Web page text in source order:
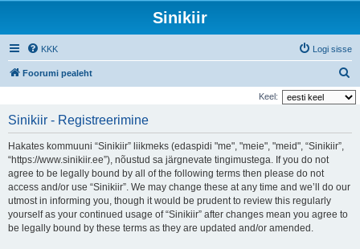
Sinikiir
KKK Logi sisse
Foorumi pealeht
t
Keel:
Sinikiir - Registreerimine
Hakates kommuuni “Sinikiir” liikmeks (edaspidi "me", "meie", "meid", “Sinikiir”,
“https://www.sinikiir.ee”), nõustud sa järgnevate tingimustega. If you do not
agree to be legally bound by all of the following terms then please do not
access and/or use “Sinikiir”. We may change these at any time and we’ll do our
utmost in informing you, though it would be prudent to review this regularly
yourself as your continued usage of “Sinikiir” after changes mean you agree to
be legally bound by these terms as they are updated and/or amended.